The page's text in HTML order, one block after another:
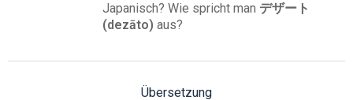
Japanisch? Wie spricht man デザート
(dezāto) aus?
Übersetzung